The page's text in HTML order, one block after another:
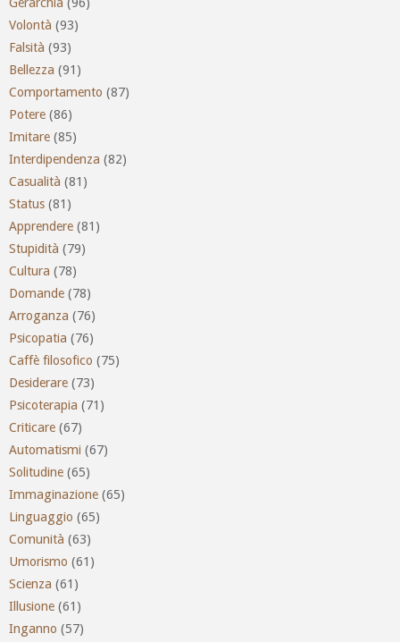
Volontà (93)
Falsità (93)
Bellezza (91)
Comportamento (87)
Potere (86)
Imitare (85)
Interdipendenza (82)
Casualità (81)
Status (81)
Apprendere (81)
Stupidità (79)
Cultura (78)
Domande (78)
Arroganza (76)
Psicopatia (76)
Caffè filosofico (75)
Desiderare (73)
Psicoterapia (71)
Criticare (67)
Automatismi (67)
Solitudine (65)
Immaginazione (65)
Linguaggio (65)
Comunità (63)
Umorismo (61)
Scienza (61)
Illusione (61)
Inganno (57)